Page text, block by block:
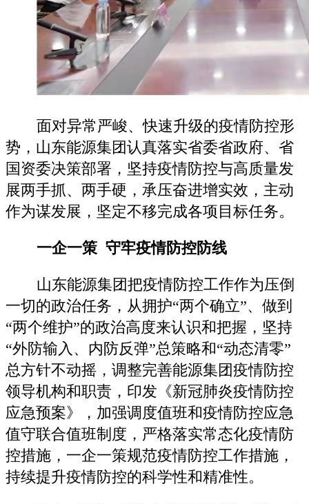
面对异常严峻、快速升级的疫情防控形
势，山东能源集团认真落实省委省政府、省
国资委决策部署，坚持疫情防控与高质量发
展两手抓、两手硬，承压奋进增实效，主动
作为谋发展，坚定不移完成各项目标任务。
一企一策 守牢疫情防控防线
山东能源集团把疫情防控工作作为压倒
一切的政治任务，从拥护“两个确立”、做到
“两个维护”的政治高度来认识和把握，坚持
“外防输入、内防反弹”总策略和“动态清零”
总方针不动摇，调整完善能源集团疫情防控
领导机构和职责，印发《新冠肺炎疫情防控
应急预案》，加强调度值班和疫情防控应急
值守联合值班制度，严格落实常态化疫情防
控措施，一企一策规范疫情防控工作措施，
持续提升疫情防控的科学性和精准性。